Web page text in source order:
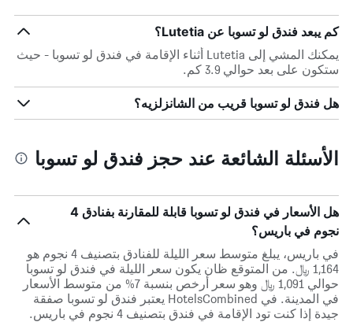
كم يبعد فندق لو تسوبا عن Lutetia؟
يمكنك المشي إلى Lutetia أثناء الإقامة في فندق لو تسوبا - حيث
ستكون على بعد حوالي 3.9 كم.
هل فندق لو تسوبا قريب من الشانزلزيه؟
الأسئلة الشائعة عند حجز فندق لو تسوبا
هل الأسعار في فندق لو تسوبا قابلة للمقارنة بفنادق 4
نجوم في باريس؟
في باريس، يبلغ متوسط ​​سعر الليلة للفنادق بتصنيف 4 نجوم هو
1,164 ﷼. من المتوقع ظان يكون سعر الليلة في فندق لو تسوبا
حوالي 1,091 ﷼ وهو سعر أرخص بنسبة 7% من متوسط الأسعار
في المدينة. في HotelsCombined يعتبر فندق لو تسوبا صفقة
جيدة إذا كنت تود الإقامة في فندق بتصنيف 4 نجوم في باريس.